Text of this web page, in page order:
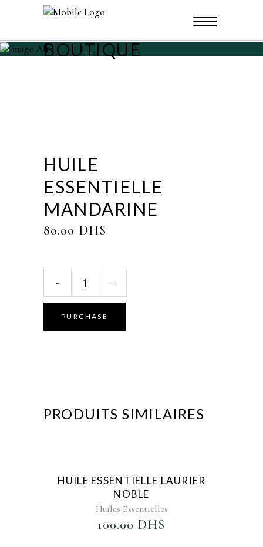
BOUTIQUE
HUILE
ESSENTIELLE
MANDARINE
80.00 DHS
essentielle
Mandarine
quantity
- +
PURCHASE
PRODUITS SIMILAIRES
HUILE ESSENTIELLE LAURIER
NOBLE
Huiles Essentielles
100.00 DHS